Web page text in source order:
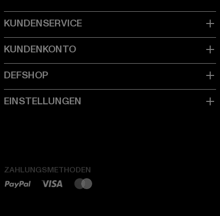
ZAHLUNGSMETHODEN